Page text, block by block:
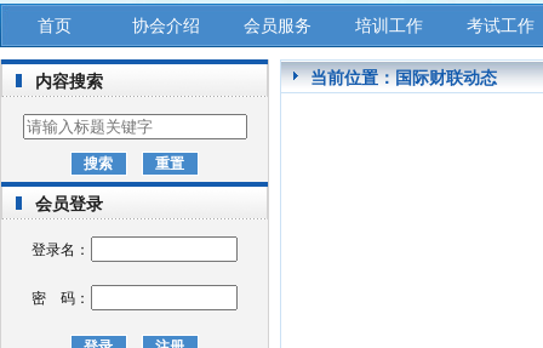
首页 协会介绍 会员服务 培训工作 考试工作
内容搜索
会员登录
登录名：
密 码：
当前位置：国际财联动态